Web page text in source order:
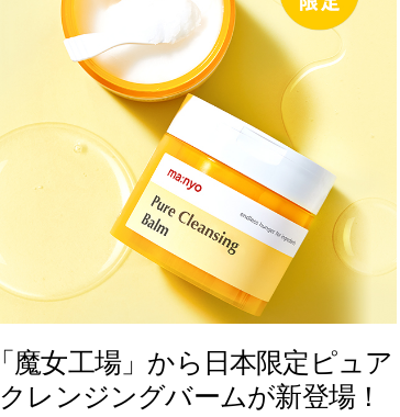
「魔女工場」から日本限定ピュア
クレンジングバームが新登場！